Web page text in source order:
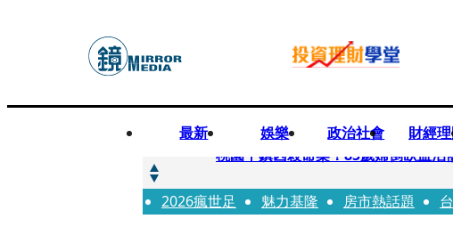
最新 娛樂 政治社會 財經
快訊
桃園平鎮凶殺命案！85歲婦倒臥血
快訊
狠詐慈濟10.6億！神鬼律師陳昱瑄
2026瘋世足 魅力基隆 房市熱話題